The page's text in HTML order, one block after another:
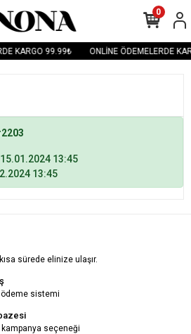
KARGO 99.99₺ ONLİNE ÖDEMELERDE
0
13:45
13:45
sürede elinize ulaşır.
sistemi
seçeneği